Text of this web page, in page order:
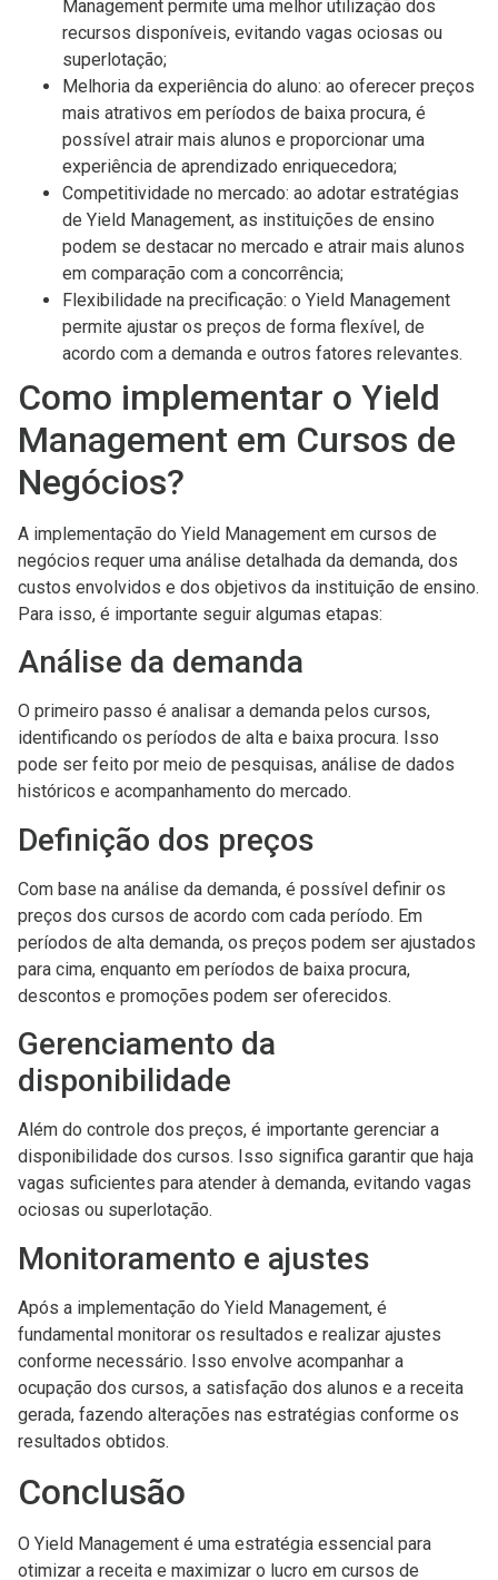
Management permite uma melhor utilização dos
recursos disponíveis, evitando vagas ociosas ou
superlotação;
Melhoria da experiência do aluno: ao oferecer preços
mais atrativos em períodos de baixa procura, é
possível atrair mais alunos e proporcionar uma
experiência de aprendizado enriquecedora;
Competitividade no mercado: ao adotar estratégias
de Yield Management, as instituições de ensino
podem se destacar no mercado e atrair mais alunos
em comparação com a concorrência;
Flexibilidade na precificação: o Yield Management
permite ajustar os preços de forma flexível, de
acordo com a demanda e outros fatores relevantes.
Como implementar o Yield
Management em Cursos de
Negócios?
A implementação do Yield Management em cursos de
negócios requer uma análise detalhada da demanda, dos
custos envolvidos e dos objetivos da instituição de ensino.
Para isso, é importante seguir algumas etapas:
Análise da demanda
O primeiro passo é analisar a demanda pelos cursos,
identificando os períodos de alta e baixa procura. Isso
pode ser feito por meio de pesquisas, análise de dados
históricos e acompanhamento do mercado.
Definição dos preços
Com base na análise da demanda, é possível definir os
preços dos cursos de acordo com cada período. Em
períodos de alta demanda, os preços podem ser ajustados
para cima, enquanto em períodos de baixa procura,
descontos e promoções podem ser oferecidos.
Gerenciamento da
disponibilidade
Além do controle dos preços, é importante gerenciar a
disponibilidade dos cursos. Isso significa garantir que haja
vagas suficientes para atender à demanda, evitando vagas
ociosas ou superlotação.
Monitoramento e ajustes
Após a implementação do Yield Management, é
fundamental monitorar os resultados e realizar ajustes
conforme necessário. Isso envolve acompanhar a
ocupação dos cursos, a satisfação dos alunos e a receita
gerada, fazendo alterações nas estratégias conforme os
resultados obtidos.
Conclusão
O Yield Management é uma estratégia essencial para
otimizar a receita e maximizar o lucro em cursos de